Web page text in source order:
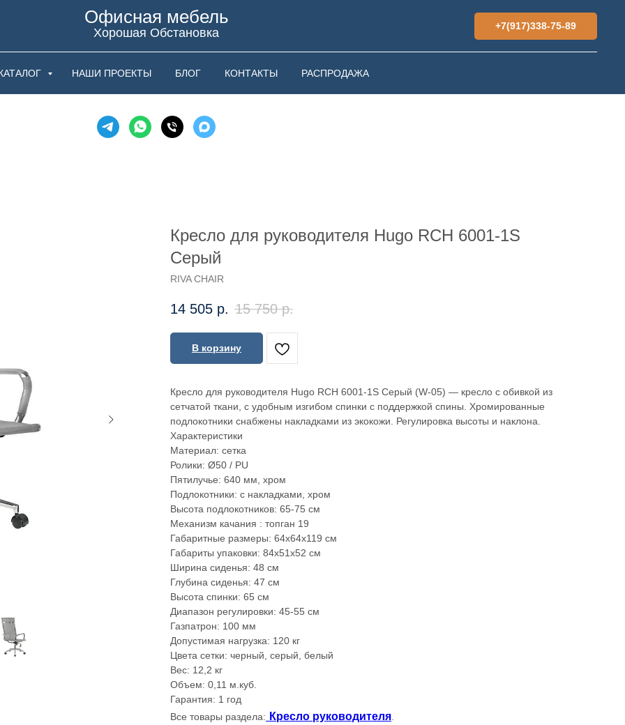
Офисная мебель
Хорошая Обстановка +7(917)338-75-89
НАШИ ПРОЕКТЫ БЛОГ КОНТАКТЫ РАСПРОДАЖА
Кресло для руководителя Hugo RCH 6001-1S
Серый
RIVA CHAIR
14 505 р. 15 750 р.
В корзину
Кресло для руководителя Hugo RCH 6001-1S Серый (W-05) — кресло с обивкой из
сетчатой ткани, с удобным изгибом спинки с поддержкой спины. Хромированные
подлокотники снабжены накладками из экокожи. Регулировка высоты и наклона.
Характеристики
Материал: сетка
Ролики: Ø50 / PU
Пятилучье: 640 мм, хром
Подлокотники: с накладками, хром
Высота подлокотников: 65-75 см
Механизм качания : топган 19
Габаритные размеры: 64х64х119 см
Габариты упаковки: 84х51х52 см
Ширина сиденья: 48 см
Глубина сиденья: 47 см
Высота спинки: 65 см
Диапазон регулировки: 45-55 см
Газпатрон: 100 мм
Допустимая нагрузка: 120 кг
Цвета сетки: черный, серый, белый
Вес: 12,2 кг
Объем: 0,11 м.куб.
Гарантия: 1 год
Все товары раздела: Кресло руководителя.